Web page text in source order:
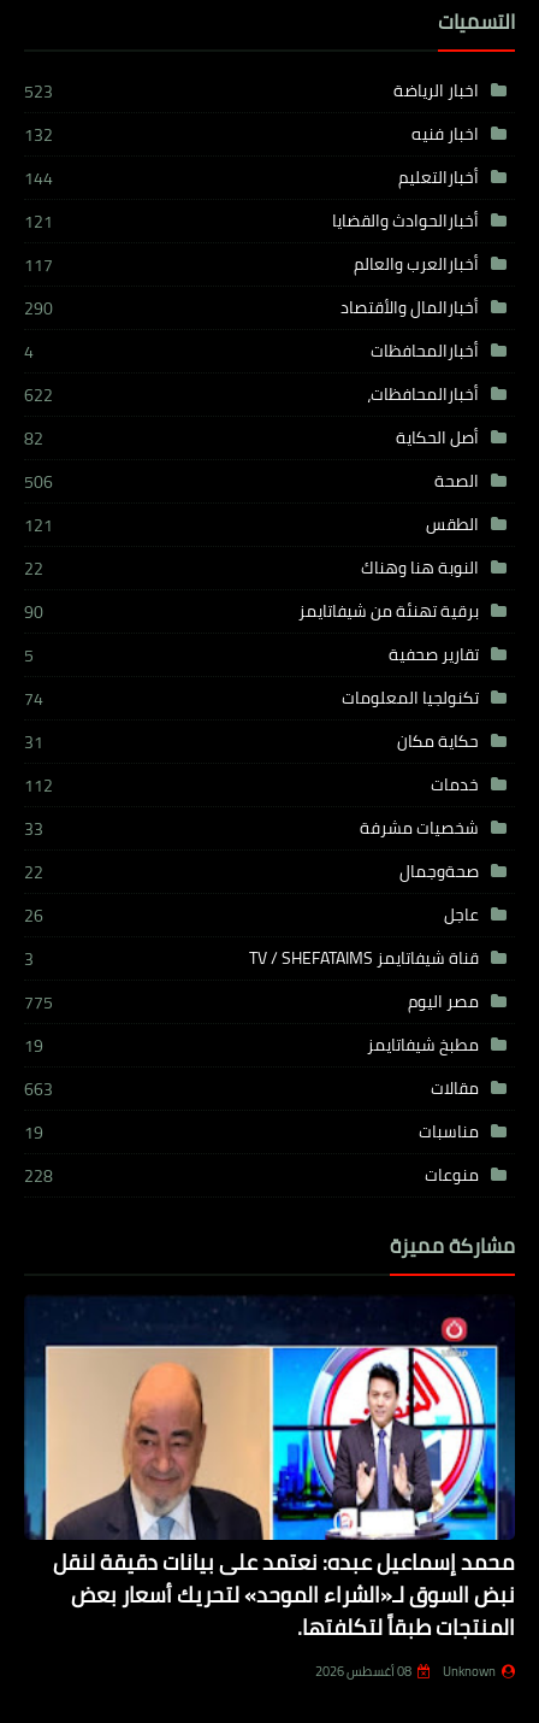
التسميات
اخبار الرياضة
523
اخبار فنيه
132
أخبارالتعليم
144
أخبارالحوادث والقضايا
121
أخبارالعرب والعالم
117
أخبارالمال والأقتصاد
290
أخبارالمحافظات
4
أخبارالمحافظات،
622
أصل الحكاية
82
الصحة
506
الطقس
121
النوبة هنا وهناك
22
برقية تهنئة من شيفاتايمز
90
تقارير صحفية
5
تكنولجيا المعلومات
74
حكاية مكان
31
خدمات
112
شخصيات مشرفة
33
صحةوجمال
22
عاجل
26
قناة شيفاتايمز TV / SHEFATAIMS
3
مصر اليوم
775
مطبخ شيفاتايمز
19
مقالات
663
مناسبات
19
منوعات
228
مشاركة مميزة
محمد إسماعيل عبده: نعتمد على بيانات دقيقة لنقل
نبض السوق لـ«الشراء الموحد» لتحريك أسعار بعض
المنتجات طبقاً لتكلفتها.
Unknown 08 أغسطس 2026